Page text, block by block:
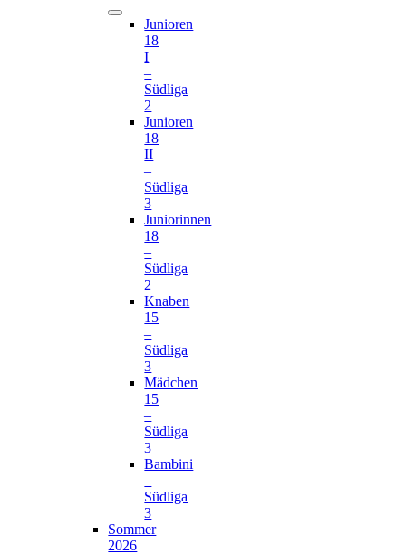
Junioren
18
I
–
Südliga
2
Junioren
18
II
–
Südliga
3
Juniorinnen
18
–
Südliga
2
Knaben
15
–
Südliga
3
Mädchen
15
–
Südliga
3
Bambini
–
Südliga
3
Sommer
2026